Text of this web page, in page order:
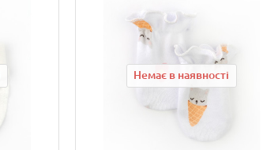
Немає в наявності